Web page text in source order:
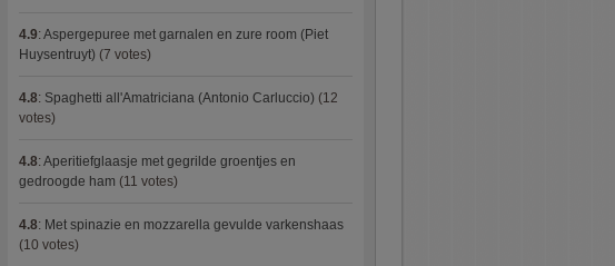
4.9: Aspergepuree met garnalen en zure room (Piet
Huysentruyt) (7 votes)
4.8: Spaghetti all'Amatriciana (Antonio Carluccio) (12
votes)
4.8: Aperitiefglaasje met gegrilde groentjes en
gedroogde ham (11 votes)
4.8: Met spinazie en mozzarella gevulde varkenshaas
(10 votes)